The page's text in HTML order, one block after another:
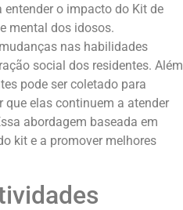
o impacto do Kit de
mental dos idosos.
nas habilidades
social dos residentes. Além
pode ser coletado para
elas continuem a atender
abordagem baseada em
kit e a promover melhores